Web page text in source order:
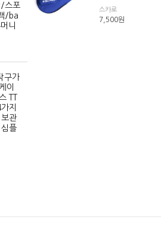
/스포
/ba
니
스카로
7,500원
구가
이
TT
지
관
플